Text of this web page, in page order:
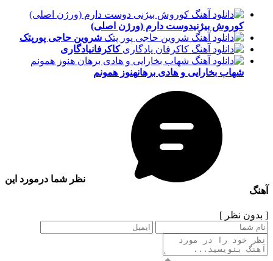
کوروش بیژنیدوست دارم (ورژن اصلی)
شروین حاجی پور پتک
کاکرفانیادگاری
شهاب بخارایی و هادی برهانهنوز همونم
نظر شما درمورد این
آهنگ
[ بدون نظر ]